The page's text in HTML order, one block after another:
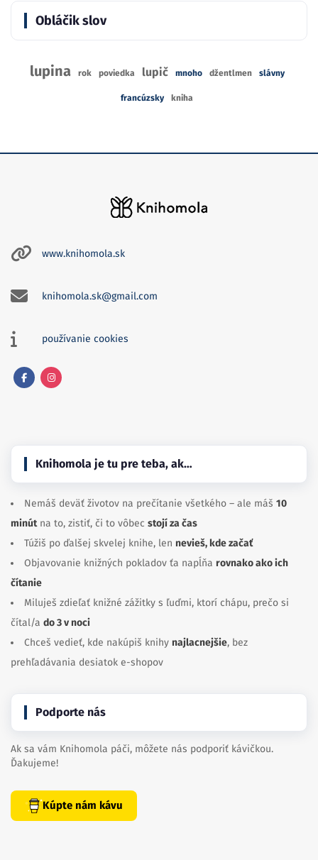
Obláčik slov
lupina rok poviedka lupič mnoho džentlmen slávny
francúzsky kniha
www.knihomola.sk
knihomola.sk@gmail.com
používanie cookies
Knihomola je tu pre teba, ak…
Nemáš deväť životov na prečítanie všetkého – ale máš 10
minútna to, zistiť, či to vôbec stojí za čas
Túžiš po ďalšej skvelej knihe, len nevieš, kde začať
Objavovanie knižných pokladov ťa napĺňa rovnako ako ich
čítanie
Miluješ zdieľať knižné zážitky s ľuďmi, ktorí chápu, prečo si
čítal/a do 3 v noci
Chceš vedieť, kde nakúpiš knihy najlacnejšie, bez
prehľadávania desiatok e-shopov
Podporte nás
Ak sa vám Knihomola páči, môžete nás podporiť kávičkou.
Ďakujeme!
Kúpte nám kávu